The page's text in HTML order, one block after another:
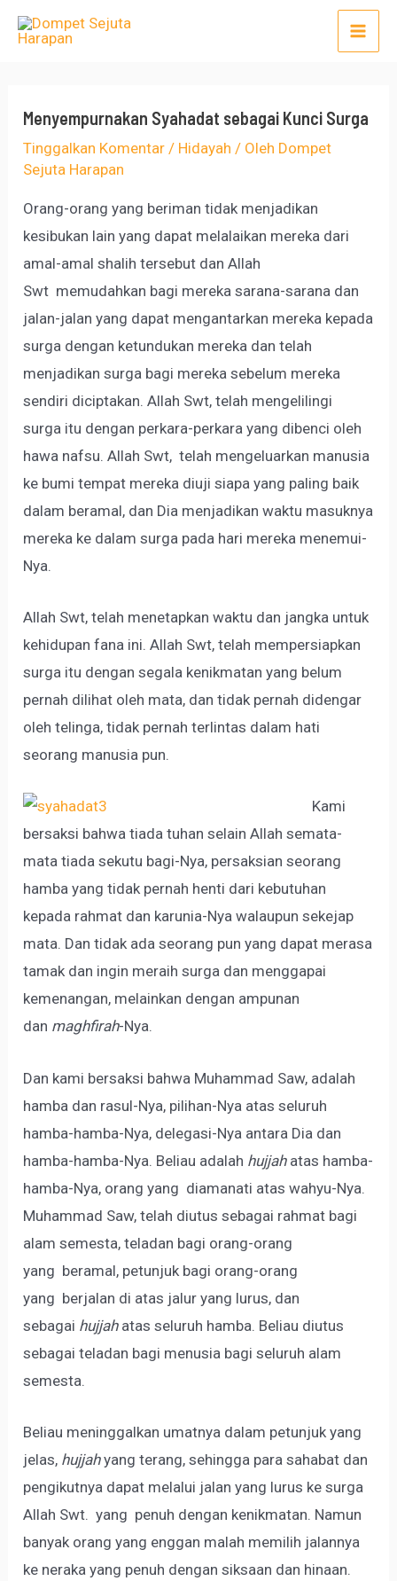
Lewati
Main
Menyempurnakan Syahadat sebagai Kunci Surga
Tinggalkan Komentar / Hidayah / Oleh Dompet
Sejuta Harapan
Orang-orang yang beriman tidak menjadikan
kesibukan lain yang dapat melalaikan mereka dari
amal-amal shalih tersebut dan Allah
Swt memudahkan bagi mereka sarana-sarana dan
jalan-jalan yang dapat mengantarkan mereka kepada
surga dengan ketundukan mereka dan telah
menjadikan surga bagi mereka sebelum mereka
sendiri diciptakan. Allah Swt, telah mengelilingi
surga itu dengan perkara-perkara yang dibenci oleh
hawa nafsu. Allah Swt, telah mengeluarkan manusia
ke bumi tempat mereka diuji siapa yang paling baik
dalam beramal, dan Dia menjadikan waktu masuknya
mereka ke dalam surga pada hari mereka menemui-
Nya.
Allah Swt, telah menetapkan waktu dan jangka untuk
kehidupan fana ini. Allah Swt, telah mempersiapkan
surga itu dengan segala kenikmatan yang belum
pernah dilihat oleh mata, dan tidak pernah didengar
oleh telinga, tidak pernah terlintas dalam hati
seorang manusia pun.
Kami
bersaksi bahwa tiada tuhan selain Allah semata-
mata tiada sekutu bagi-Nya, persaksian seorang
hamba yang tidak pernah henti dari kebutuhan
kepada rahmat dan karunia-Nya walaupun sekejap
mata. Dan tidak ada seorang pun yang dapat merasa
tamak dan ingin meraih surga dan menggapai
kemenangan, melainkan dengan ampunan
dan maghfirah-Nya.
Dan kami bersaksi bahwa Muhammad Saw, adalah
hamba dan rasul-Nya, pilihan-Nya atas seluruh
hamba-hamba-Nya, delegasi-Nya antara Dia dan
hamba-hamba-Nya. Beliau adalah hujjahatas hamba-
hamba-Nya, orang yang diamanati atas wahyu-Nya.
Muhammad Saw, telah diutus sebagai rahmat bagi
alam semesta, teladan bagi orang-orang
yang beramal, petunjuk bagi orang-orang
yang berjalan di atas jalur yang lurus, dan
sebagai hujjahatas seluruh hamba. Beliau diutus
sebagai teladan bagi menusia bagi seluruh alam
semesta.
Beliau meninggalkan umatnya dalam petunjuk yang
jelas, hujjahyang terang, sehingga para sahabat dan
pengikutnya dapat melalui jalan yang lurus ke surga
Allah Swt. yang penuh dengan kenikmatan. Namun
banyak orang yang enggan malah memilih jalannya
ke neraka yang penuh dengan siksaan dan hinaan.
Post
navigation